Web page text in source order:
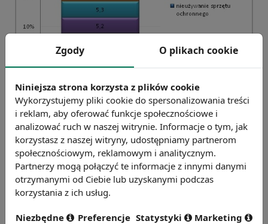
Opracowanie Sedlak&Sedlak na podstawie GUS
Umiejscowienia urazów powstałych w skutek
wypadków przy pracy w Polsce w 2014 roku (w %)
Zgody O plikach cookie
Niniejsza strona korzysta z plików cookie
Wykorzystujemy pliki cookie do spersonalizowania treści
i reklam, aby oferować funkcje społecznościowe i
analizować ruch w naszej witrynie. Informacje o tym, jak
korzystasz z naszej witryny, udostępniamy partnerom
społecznościowym, reklamowym i analitycznym.
Partnerzy mogą połączyć te informacje z innymi danymi
otrzymanymi od Ciebie lub uzyskanymi podczas
korzystania z ich usług.
Niezbędne Preferencje Statystyki Marketing